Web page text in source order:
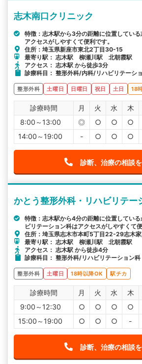
志木南口クリニック
特徴：志木駅から3分の距離に位置してい
アクセスがしやすくて便利です。
住所：埼玉県新座市東北2丁目30-15
最寄り駅： 志木駅 柳瀬川駅 北朝霞駅
アクセス： 志木駅 から徒歩3分
診療科目： 整形外科/内科/リハビリテーシ
整形外科 土曜日 日曜日 祝日 土日 18
診療時間 月 火 水 木
8:00～13:00
◎ ○ ○ ○
14:00～19:00
- ○ ○ ○
診断、治療の相談
かとう整形外科・リハビリテー
特徴：志木駅から4分の距離に位置してい
ビリテーション科はアクセスがしやすくて便
住所：埼玉県志木市本町5丁目22-29志木
最寄り駅： 志木駅 柳瀬川駅 北朝霞駅
アクセス： 志木駅 から徒歩4分
診療科目： 整形外科/リハビリテーション科
整形外科 土曜日 18時以降OK 駅チカ
診療時間 月 火 水 木
9:00～12:30
○ ○ ○ ○
15:00～19:00
○ ○ ○ -
診断、治療の相談